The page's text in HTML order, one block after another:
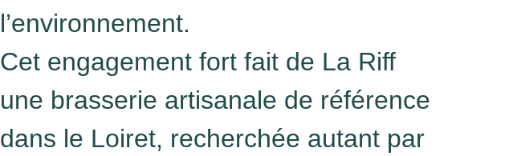
l’environnement.
Cet engagement fort fait de La Riff
une brasserie artisanale de référence
dans le Loiret, recherchée autant par